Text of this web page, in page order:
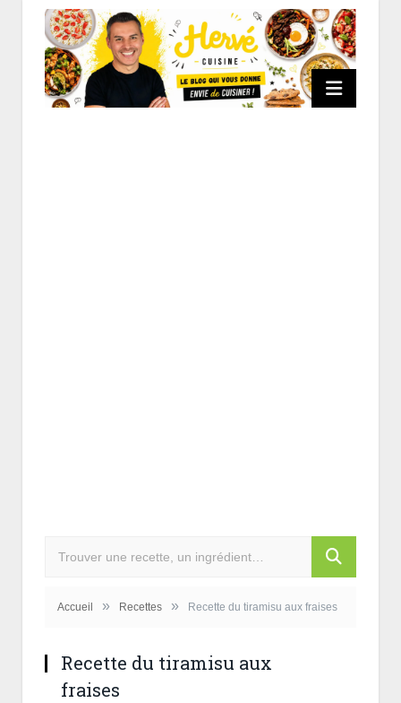
Accueil » Recettes » Recette du tiramisu aux fraises
Recette du tiramisu aux
fraises